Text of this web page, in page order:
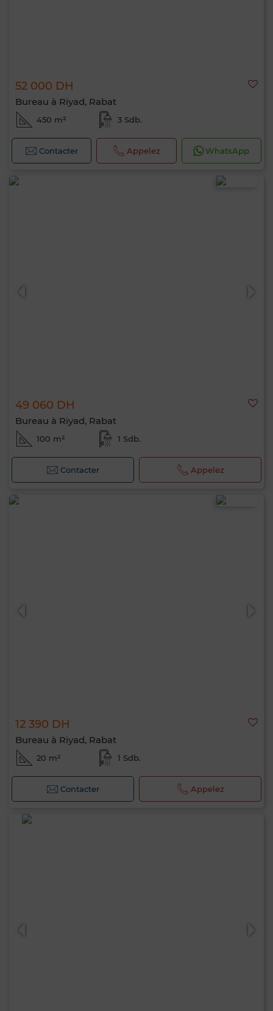
52 000 DH
Bureau à Riyad, Rabat
450 m² 3 Sdb.
Contacter Appelez WhatsApp
49 060 DH
Bureau à Riyad, Rabat
100 m² 1 Sdb.
Contacter Appelez
12 390 DH
Bureau à Riyad, Rabat
20 m² 1 Sdb.
Contacter Appelez